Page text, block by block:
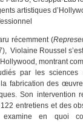
artistiques
récemment (
Violaine Roussel
montrant
par les sciences
fabrication des
Son intervention
entretiens et des
examine en quoi